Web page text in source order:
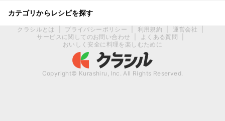
カテゴリからレシピを探す
クラシルとは プライバシーポリシー 利用規約 運営会社
サービスに関してのお問い合わせ
よくある質問
おいしく安全に料理を楽しむために
Copyright© Kurashiru, Inc. All Rights Reserved.